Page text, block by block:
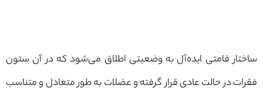
ساختار قامتی ایده‌آل به وضعیتی اطلاق می‌شود که در آن ستون
فقرات در حالت عادی قرار گرفته و عضلات به طور متعادل و متناسب